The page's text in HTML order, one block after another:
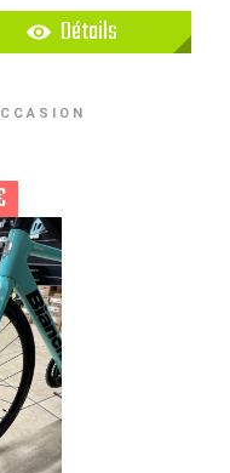
Détails